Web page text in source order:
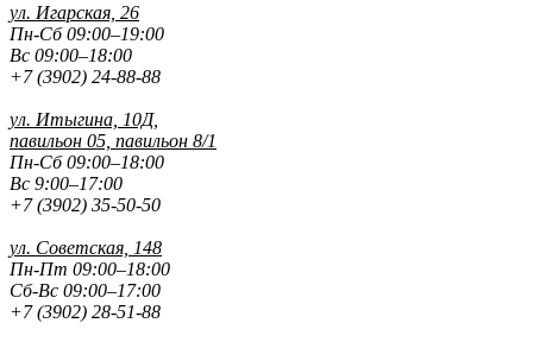
ул. Игарская, 26
Пн-Сб 09:00–19:00
Вс 09:00–18:00
+7 (3902) 24-88-88
ул. Итыгина, 10Д,
павильон 05, павильон 8/1
Пн-Сб 09:00–18:00
Вс 9:00–17:00
+7 (3902) 35-50-50
ул. Советская, 148
Пн-Пт 09:00–18:00
Сб-Вс 09:00–17:00
+7 (3902) 28-51-88